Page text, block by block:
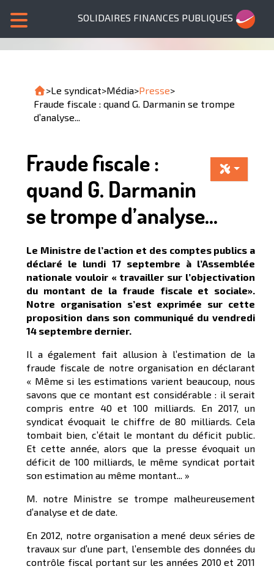
SOLIDAIRES FINANCES PUBLIQUES
>Le syndicat>Média>Presse>
Fraude fiscale : quand G. Darmanin se trompe
d’analyse...
Fraude fiscale :
quand G. Darmanin
se trompe d’analyse...
Le Ministre de l’action et des comptes publics a
déclaré le lundi 17 septembre à l’Assemblée
nationale vouloir « travailler sur l’objectivation
du montant de la fraude fiscale et sociale».
Notre organisation s’est exprimée sur cette
proposition dans son communiqué du vendredi
14 septembre dernier.
Il a également fait allusion à l’estimation de la
fraude fiscale de notre organisation en déclarant
« Même si les estimations varient beaucoup, nous
savons que ce montant est considérable : il serait
compris entre 40 et 100 milliards. En 2017, un
syndicat évoquait le chiffre de 80 milliards. Cela
tombait bien, c’était le montant du déficit public.
Et cette année, alors que la presse évoquait un
déficit de 100 milliards, le même syndicat portait
son estimation au même montant... »
M. notre Ministre se trompe malheureusement
d’analyse et de date.
En 2012, notre organisation a mené deux séries de
travaux sur d’une part, l’ensemble des données du
contrôle fiscal portant sur les années 2010 et 2011